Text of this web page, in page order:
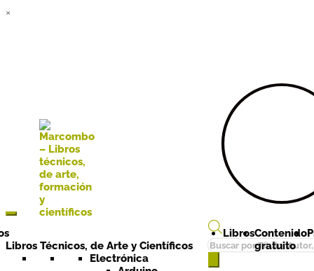
×
Búsqueda
de
Libros Técnicos, de Arte y Científicos
Electrónica
LibrosContenido
gratuito